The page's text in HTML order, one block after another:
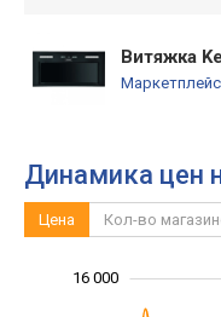
Витяжка
Динамика цен
Цена Кол-во
16 000